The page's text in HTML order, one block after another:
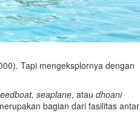
Tapi mengeksplornya dengan
seaplane, atau dhoani
bagian dari fasilitas antar